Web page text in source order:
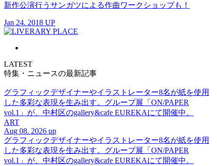
新作公演行うサンガツによる作曲ワークショップも！
Jan 24. 2018 UP
LATEST
特集・ニュースの最新記事
グラフィックデザイナーやイラストレーター8名が紙を使用
した多彩な表現を生み出す。グループ展「ON/PAPER
vol.1」が、中村区のgallery&cafe EUREKAにて開催中。
ART
Aug 08. 2026 up
グラフィックデザイナーやイラストレーター8名が紙を使用
した多彩な表現を生み出す。グループ展「ON/PAPER
vol.1」が、中村区のgallery&cafe EUREKAにて開催中。